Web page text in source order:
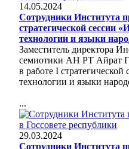
14.05.2024
Сотрудники Института
стратегической сессии
технологии и языки
Заместитель директора
семиотики АН РТ Айрат
в работе I
технологии и языки
...
29.03.2024
Сотрудники Института